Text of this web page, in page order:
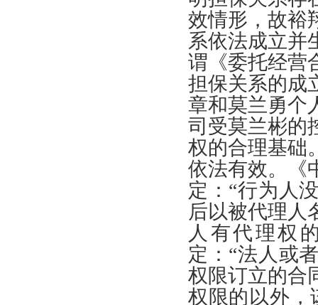
效情形 ， 故裕
系依法成立并
谓 《委托经营
担保关系的成
章和莫兰勇个
司受莫兰彬的
权的合理基础
依法有效。《
定 ：“行为人
后以被代理人
人有代理权
定 ：“法人或
权限订立的合
权限的以外 ，